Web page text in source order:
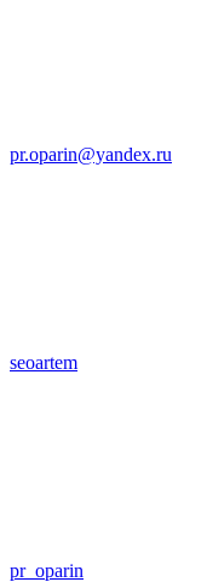
pr.oparin@yandex.ru
seoartem
pr_oparin